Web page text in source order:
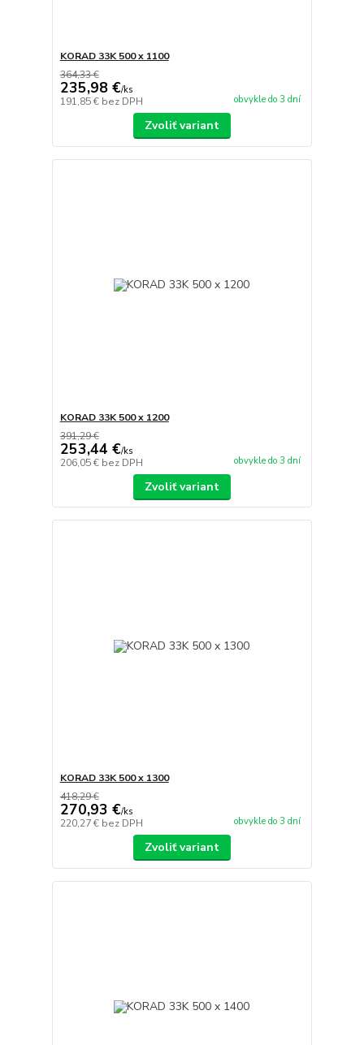
KORAD 33K 500 x 1100
364,33 €
235,98 €/ks
191,85 € bez DPH obvykle do 3 dní
Zvoliť variant
KORAD 33K 500 x 1200
391,29 €
253,44 €/ks
206,05 € bez DPH obvykle do 3 dní
Zvoliť variant
KORAD 33K 500 x 1300
418,29 €
270,93 €/ks
220,27 € bez DPH obvykle do 3 dní
Zvoliť variant